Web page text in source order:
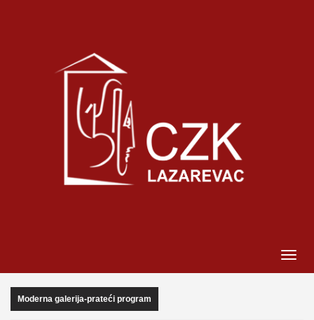
Moderna galerija-prateći program